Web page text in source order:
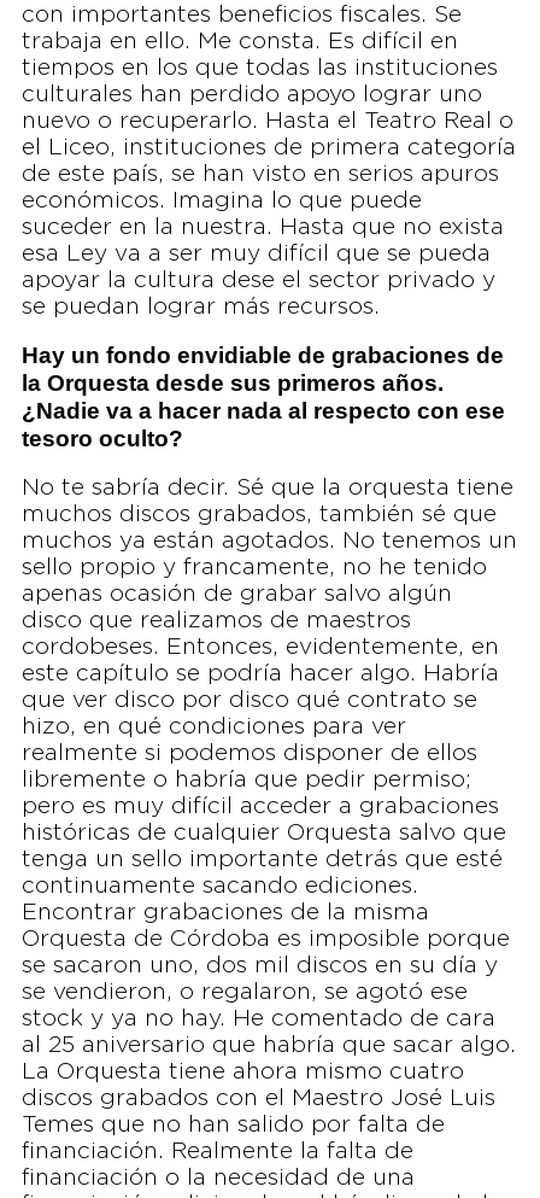
con importantes beneficios fiscales. Se
trabaja en ello. Me consta. Es difícil en
tiempos en los que todas las instituciones
culturales han perdido apoyo lograr uno
nuevo o recuperarlo. Hasta el Teatro Real o
el Liceo, instituciones de primera categoría
de este país, se han visto en serios apuros
económicos. Imagina lo que puede
suceder en la nuestra. Hasta que no exista
esa Ley va a ser muy difícil que se pueda
apoyar la cultura dese el sector privado y
se puedan lograr más recursos.
Hay un fondo envidiable de grabaciones de
la Orquesta desde sus primeros años.
¿Nadie va a hacer nada al respecto con ese
tesoro oculto?
No te sabría decir. Sé que la orquesta tiene
muchos discos grabados, también sé que
muchos ya están agotados. No tenemos un
sello propio y francamente, no he tenido
apenas ocasión de grabar salvo algún
disco que realizamos de maestros
cordobeses. Entonces, evidentemente, en
este capítulo se podría hacer algo. Habría
que ver disco por disco qué contrato se
hizo, en qué condiciones para ver
realmente si podemos disponer de ellos
libremente o habría que pedir permiso;
pero es muy difícil acceder a grabaciones
históricas de cualquier Orquesta salvo que
tenga un sello importante detrás que esté
continuamente sacando ediciones.
Encontrar grabaciones de la misma
Orquesta de Córdoba es imposible porque
se sacaron uno, dos mil discos en su día y
se vendieron, o regalaron, se agotó ese
stock y ya no hay. He comentado de cara
al 25 aniversario que habría que sacar algo.
La Orquesta tiene ahora mismo cuatro
discos grabados con el Maestro José Luis
Temes que no han salido por falta de
financiación. Realmente la falta de
financiación o la necesidad de una